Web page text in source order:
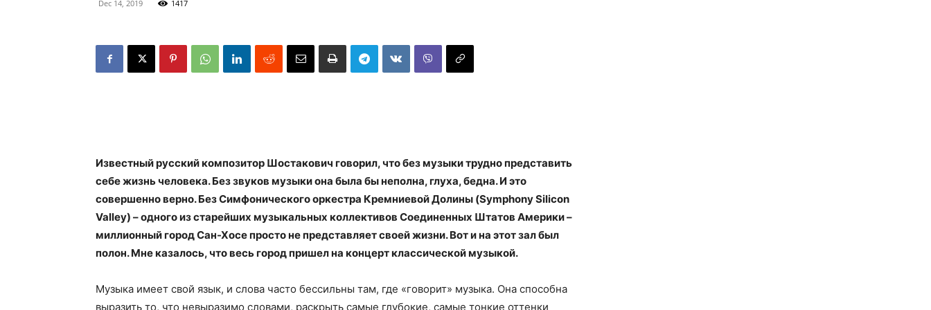
Dec 14, 2019 1417
Известный русский композитор Шостакович говорил, что без музыки трудно представить
себе жизнь человека. Без звуков музыки она была бы неполна, глуха, бедна. И это
совершенно верно. Без Симфонического оркестра Кремниевой Долины (Symphony Silicon
Valley) – одного из старейших музыкальных коллективов Соединенных Штатов Америки –
миллионный город Сан-Хосе просто не представляет своей жизни. Вот и на этот зал был
полон. Мне казалось, что весь город пришел на концерт классической музыкой.
Музыка имеет свой язык, и слова часто бессильны там, где «говорит» музыка. Она способна
выразить то, что невыразимо словами, раскрыть самые глубокие, самые тонкие оттенки